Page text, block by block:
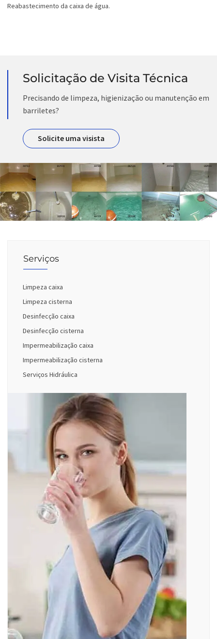
Reabastecimento da caixa de água.
Solicitação de Visita Técnica
Precisando de limpeza, higienização ou manutenção em
barriletes?
Solicite uma visista
Serviços
Limpeza caixa
Limpeza cisterna
Desinfecção caixa
Desinfecção cisterna
Impermeabilização caixa
Impermeabilização cisterna
Serviços Hidráulica